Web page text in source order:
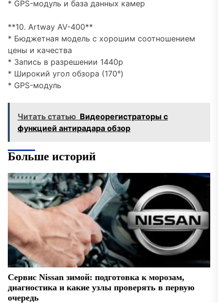
* GPS-модуль и база данных камер
**10. Artway AV-400**
* Бюджетная модель с хорошим соотношением
цены и качества
* Запись в разрешении 1440p
* Широкий угол обзора (170°)
* GPS-модуль
Читать статью Видеорегистраторы с
функцией антирадара обзор
Больше историй
Сервис Nissan зимой: подготовка к морозам,
диагностика и какие узлы проверять в первую
очередь